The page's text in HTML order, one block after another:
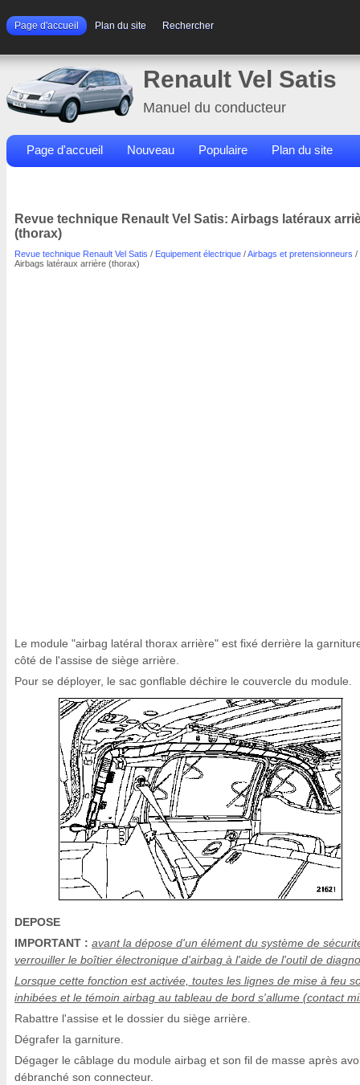
Page d'accueil Plan du site Rechercher
Renault Vel Satis
Manuel du conducteur
Page d'accueil Nouveau Populaire Plan du site
Revue technique Renault Vel Satis: Airbags latéraux
(thorax)
Revue technique Renault Vel Satis / Equipement électrique /Airbags et pretensionneurs /
Airbags latéraux arrière (thorax)
Le module "airbag latéral thorax arrière" est fixé derrière la
côté de l'assise de siège arrière.
Pour se déployer, le sac gonflable déchire le couvercle du module.
DEPOSE
IMPORTANT : avant la dépose d'un élément du système de
verrouiller le boîtier électronique d'airbag à l'aide de l'outil de
Lorsque cette fonction est activée, toutes les lignes de mise à feu
inhibées et le témoin airbag au tableau de bord s'allume (contact
Rabattre l'assise et le dossier du siège arrière.
Dégrafer la garniture.
Dégager le câblage du module airbag et son fil de masse après
débranché son connecteur.